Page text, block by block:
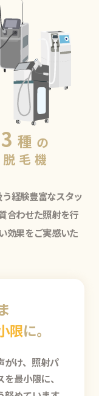
3 種 の
脱毛機
経験豊富なスタッ
合わせた照射を行
効果をご実感いた
限に。
がけ、照射パ
最小限に、